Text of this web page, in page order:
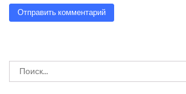
Найти: